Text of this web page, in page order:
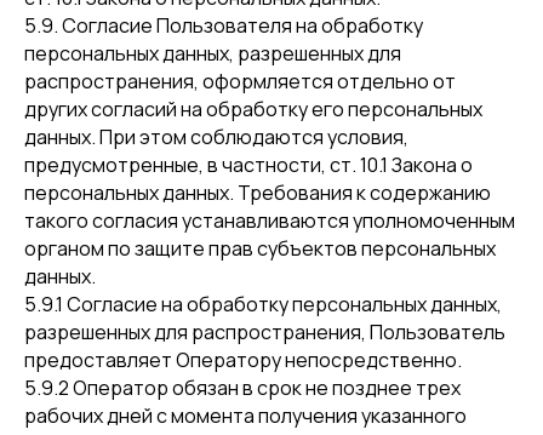
5.9. Согласие Пользователя на обработку
персональных данных, разрешенных для
распространения, оформляется отдельно от
других согласий на обработку его персональных
данных. При этом соблюдаются условия,
предусмотренные, в частности, ст. 10.1 Закона о
персональных данных. Требования к содержанию
такого согласия устанавливаются уполномоченным
органом по защите прав субъектов персональных
данных.
5.9.1 Согласие на обработку персональных данных,
разрешенных для распространения, Пользователь
предоставляет Оператору непосредственно.
5.9.2 Оператор обязан в срок не позднее трех
рабочих дней с момента получения указанного